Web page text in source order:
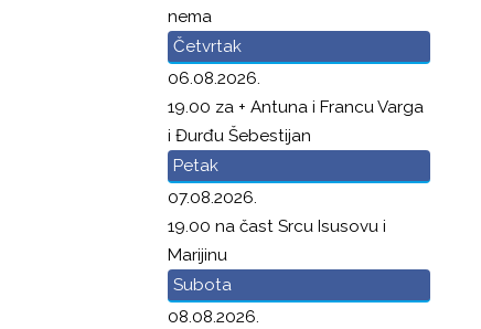
nema
Četvrtak
06.08.2026.
19.00 za + Antuna i Francu Varga
i Đurđu Šebestijan
Petak
07.08.2026.
19.00 na čast Srcu Isusovu i
Marijinu
Subota
08.08.2026.